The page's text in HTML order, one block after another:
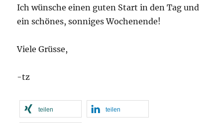
Ich wünsche einen guten Start in den Tag und
ein schönes, sonniges Wochenende!
Viele Grüsse,
-tz
teilen teilen